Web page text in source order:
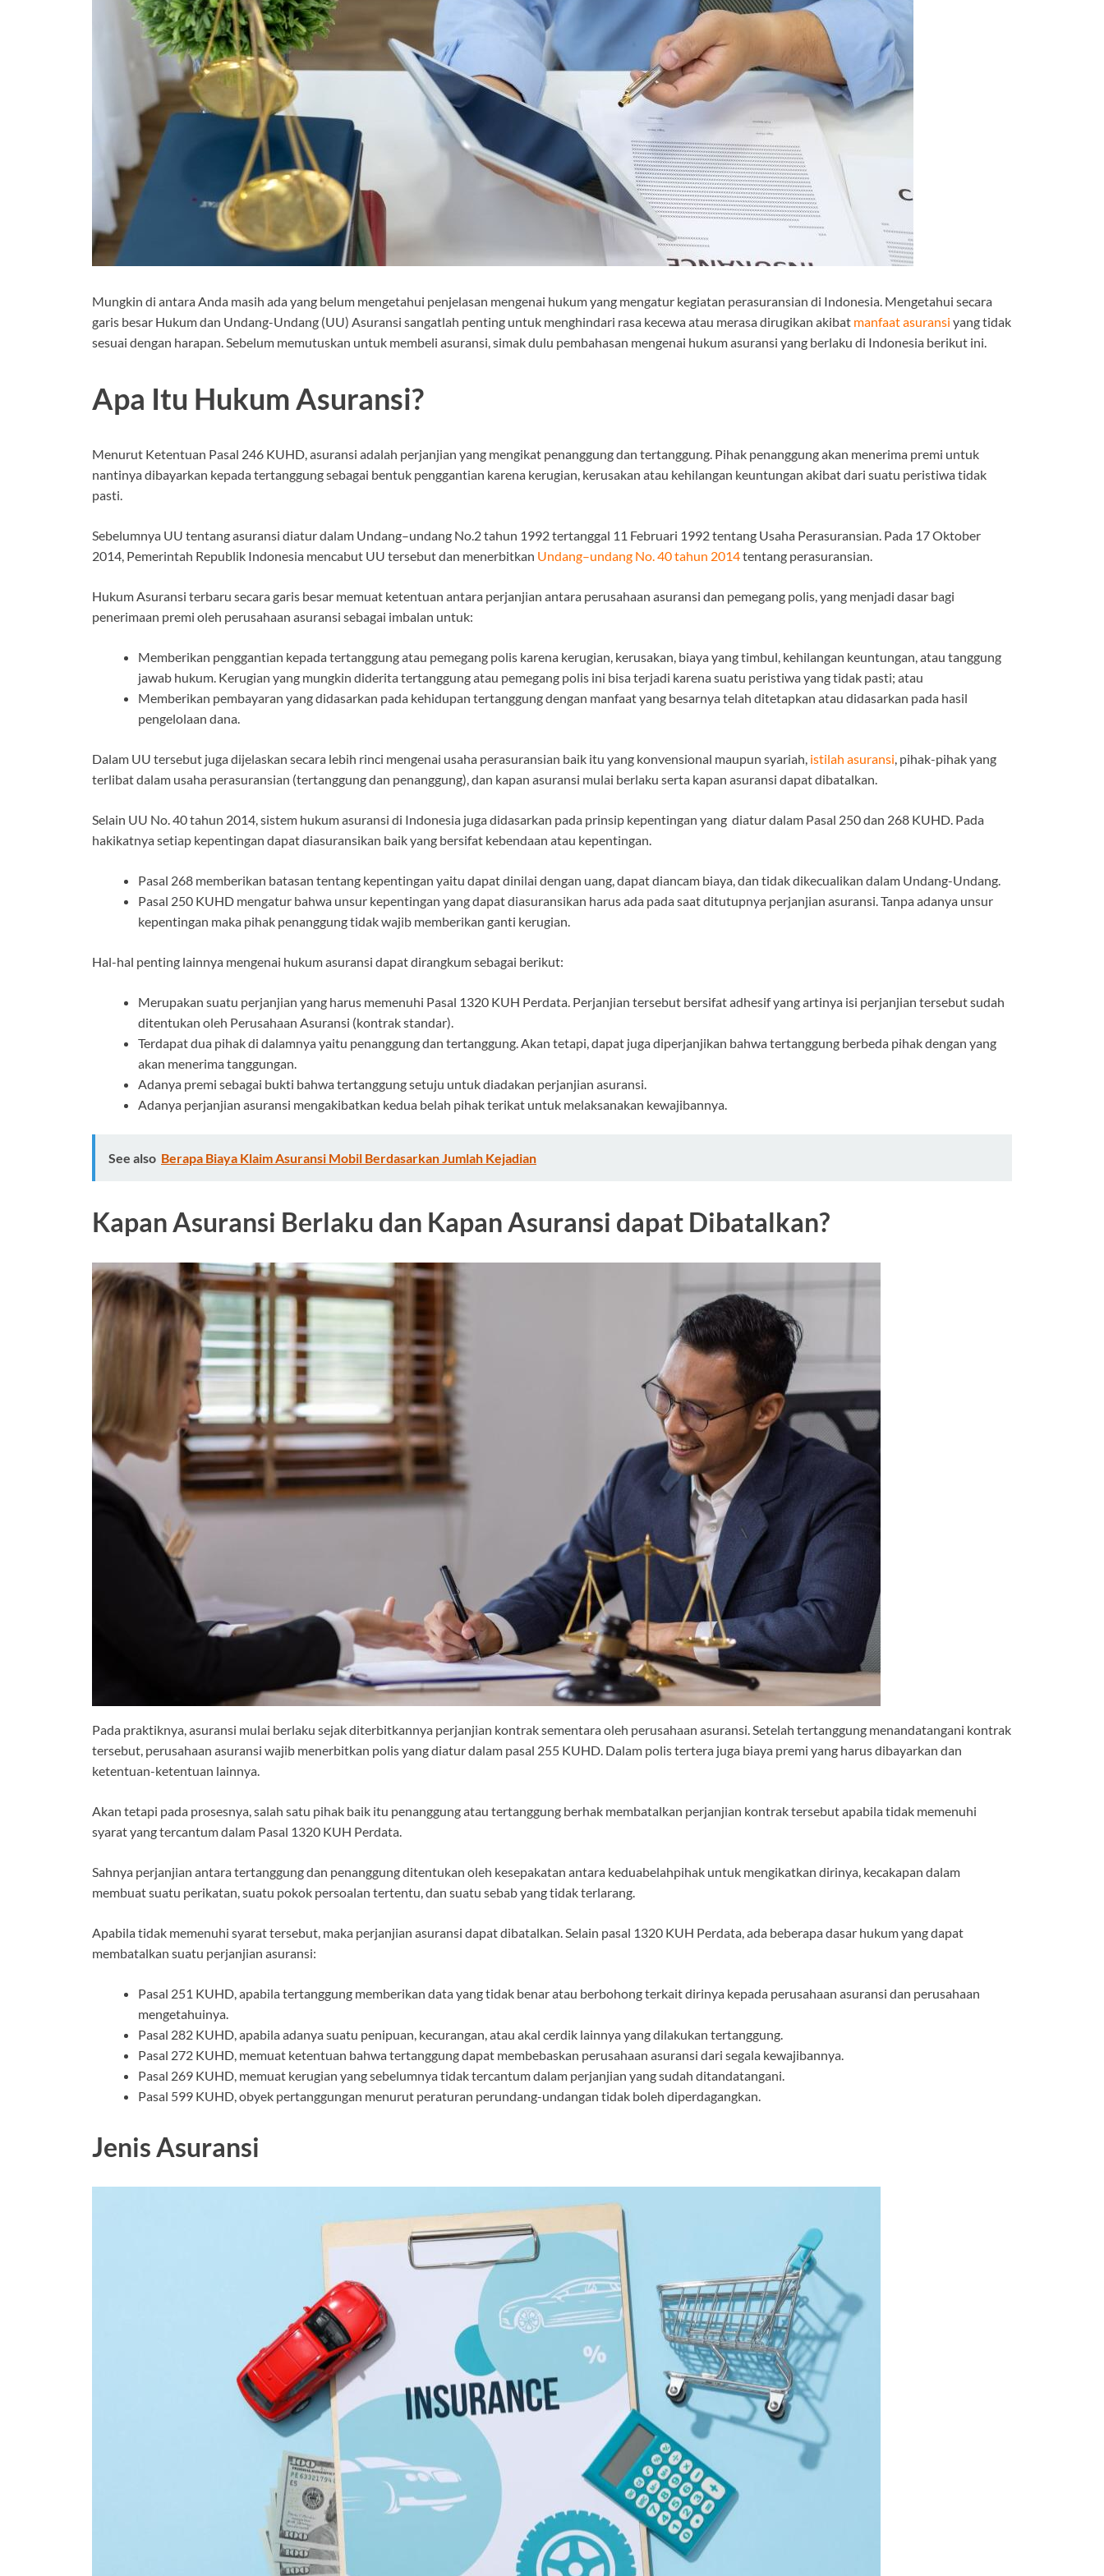
Mungkin di antara Anda masih ada yang belum mengetahui penjelasan mengenai hukum yang mengatur kegiatan perasuransian di Indonesia. Mengetahui secara
garis besar Hukum dan Undang-Undang (UU) Asuransi sangatlah penting untuk menghindari rasa kecewa atau merasa dirugikan akibat manfaat asuransi yang tidak
sesuai dengan harapan. Sebelum memutuskan untuk membeli asuransi, simak dulu pembahasan mengenai hukum asuransi yang berlaku di Indonesia berikut ini.
Apa Itu Hukum Asuransi?
Menurut Ketentuan Pasal 246 KUHD, asuransi adalah perjanjian yang mengikat penanggung dan tertanggung. Pihak penanggung akan menerima premi untuk
nantinya dibayarkan kepada tertanggung sebagai bentuk penggantian karena kerugian, kerusakan atau kehilangan keuntungan akibat dari suatu peristiwa tidak
pasti.
Sebelumnya UU tentang asuransi diatur dalam Undang–undang No.2 tahun 1992 tertanggal 11 Februari 1992 tentang Usaha Perasuransian. Pada 17 Oktober
2014, Pemerintah Republik Indonesia mencabut UU tersebut dan menerbitkan Undang–undang No. 40 tahun 2014tentang perasuransian.
Hukum Asuransi terbaru secara garis besar memuat ketentuan antara perjanjian antara perusahaan asuransi dan pemegang polis, yang menjadi dasar bagi
penerimaan premi oleh perusahaan asuransi sebagai imbalan untuk:
Memberikan penggantian kepada tertanggung atau pemegang polis karena kerugian, kerusakan, biaya yang timbul, kehilangan keuntungan, atau tanggung
jawab hukum. Kerugian yang mungkin diderita tertanggung atau pemegang polis ini bisa terjadi karena suatu peristiwa yang tidak pasti; atau
Memberikan pembayaran yang didasarkan pada kehidupan tertanggung dengan manfaat yang besarnya telah ditetapkan atau didasarkan pada hasil
pengelolaan dana.
Dalam UU tersebut juga dijelaskan secara lebih rinci mengenai usaha perasuransian baik itu yang konvensional maupun syariah, istilah asuransi, pihak-pihak yang
terlibat dalam usaha perasuransian (tertanggung dan penanggung), dan kapan asuransi mulai berlaku serta kapan asuransi dapat dibatalkan.
Selain UU No. 40 tahun 2014, sistem hukum asuransi di Indonesia juga didasarkan pada prinsip kepentingan yang diatur dalam Pasal 250 dan 268 KUHD. Pada
hakikatnya setiap kepentingan dapat diasuransikan baik yang bersifat kebendaan atau kepentingan.
Pasal 268 memberikan batasan tentang kepentingan yaitu dapat dinilai dengan uang, dapat diancam biaya, dan tidak dikecualikan dalam Undang-Undang.
Pasal 250 KUHD mengatur bahwa unsur kepentingan yang dapat diasuransikan harus ada pada saat ditutupnya perjanjian asuransi. Tanpa adanya unsur
kepentingan maka pihak penanggung tidak wajib memberikan ganti kerugian.
Hal-hal penting lainnya mengenai hukum asuransi dapat dirangkum sebagai berikut:
Merupakan suatu perjanjian yang harus memenuhi Pasal 1320 KUH Perdata. Perjanjian tersebut bersifat adhesif yang artinya isi perjanjian tersebut sudah
ditentukan oleh Perusahaan Asuransi (kontrak standar).
Terdapat dua pihak di dalamnya yaitu penanggung dan tertanggung. Akan tetapi, dapat juga diperjanjikan bahwa tertanggung berbeda pihak dengan yang
akan menerima tanggungan.
Adanya premi sebagai bukti bahwa tertanggung setuju untuk diadakan perjanjian asuransi.
Adanya perjanjian asuransi mengakibatkan kedua belah pihak terikat untuk melaksanakan kewajibannya.
See also Berapa Biaya Klaim Asuransi Mobil Berdasarkan Jumlah Kejadian
Kapan Asuransi Berlaku dan Kapan Asuransi dapat Dibatalkan?
Pada praktiknya, asuransi mulai berlaku sejak diterbitkannya perjanjian kontrak sementara oleh perusahaan asuransi. Setelah tertanggung menandatangani kontrak
tersebut, perusahaan asuransi wajib menerbitkan polis yang diatur dalam pasal 255 KUHD. Dalam polis tertera juga biaya premi yang harus dibayarkan dan
ketentuan-ketentuan lainnya.
Akan tetapi pada prosesnya, salah satu pihak baik itu penanggung atau tertanggung berhak membatalkan perjanjian kontrak tersebut apabila tidak memenuhi
syarat yang tercantum dalam Pasal 1320 KUH Perdata.
Sahnya perjanjian antara tertanggung dan penanggung ditentukan oleh kesepakatan antara keduabelahpihak untuk mengikatkan dirinya, kecakapan dalam
membuat suatu perikatan, suatu pokok persoalan tertentu, dan suatu sebab yang tidak terlarang.
Apabila tidak memenuhi syarat tersebut, maka perjanjian asuransi dapat dibatalkan. Selain pasal 1320 KUH Perdata, ada beberapa dasar hukum yang dapat
membatalkan suatu perjanjian asuransi:
Pasal 251 KUHD, apabila tertanggung memberikan data yang tidak benar atau berbohong terkait dirinya kepada perusahaan asuransi dan perusahaan
mengetahuinya.
Pasal 282 KUHD, apabila adanya suatu penipuan, kecurangan, atau akal cerdik lainnya yang dilakukan tertanggung.
Pasal 272 KUHD, memuat ketentuan bahwa tertanggung dapat membebaskan perusahaan asuransi dari segala kewajibannya.
Pasal 269 KUHD, memuat kerugian yang sebelumnya tidak tercantum dalam perjanjian yang sudah ditandatangani.
Pasal 599 KUHD, obyek pertanggungan menurut peraturan perundang-undangan tidak boleh diperdagangkan.
Jenis Asuransi